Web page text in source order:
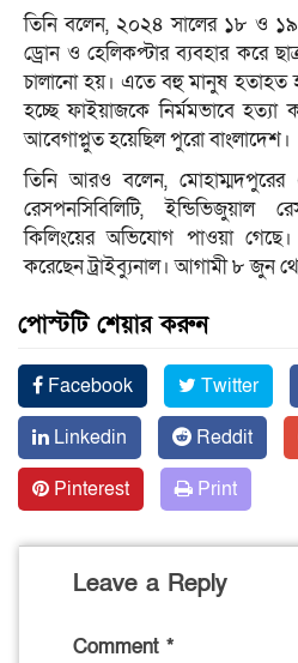
তিনি বলেন, ২০২৪ সালের ১৮ ও
ড্রোন ও হেলিকপ্টার ব্যবহার করে
চালানো হয়। এতে বহু মানুষ হতাহত
হচ্ছে ফাইয়াজকে নির্মমভাবে হত্যা
আবেগাপ্লুত হয়েছিল পুরো বাংলাদেশ।
তিনি আরও বলেন, মোহাম্মদপুরের
রেসপনসিবিলিটি, ইন্ডিভিজুয়াল
কিলিংয়ের অভিযোগ পাওয়া
করেছেন ট্রাইব্যুনাল। আগামী ৮ জুন
পোস্টটি শেয়ার করুন
Facebook Twitter
Linkedin
Reddit
Pinterest
Print
Leave a Reply
Comment *